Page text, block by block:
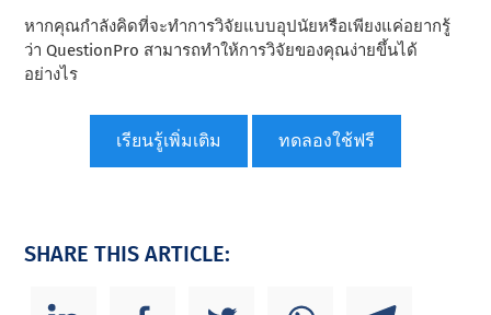
หากคุณกําลังคิดที่จะทําการวิจัยแบบอุปนัยหรือเพียงแค่อยากรู้
ว่า QuestionPro สามารถทําให้การวิจัยของคุณง่ายขึ้นได้
อย่างไร
เรียนรู้เพิ่มเติม ทดลองใช้ฟรี
SHARE THIS ARTICLE: